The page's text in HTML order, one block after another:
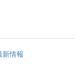
新情報